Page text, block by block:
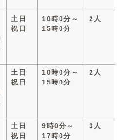
土日
祝日
10時0分～
15時0分
2人
土日
祝日
10時0分～
15時0分
2人
土日
祝日
9時0分～
17時0分
3人